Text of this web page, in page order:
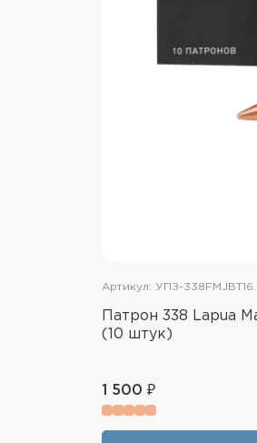
Артикул: УПЗ-
Патрон 338 Lapua
(10 штук)
1 500 ₽